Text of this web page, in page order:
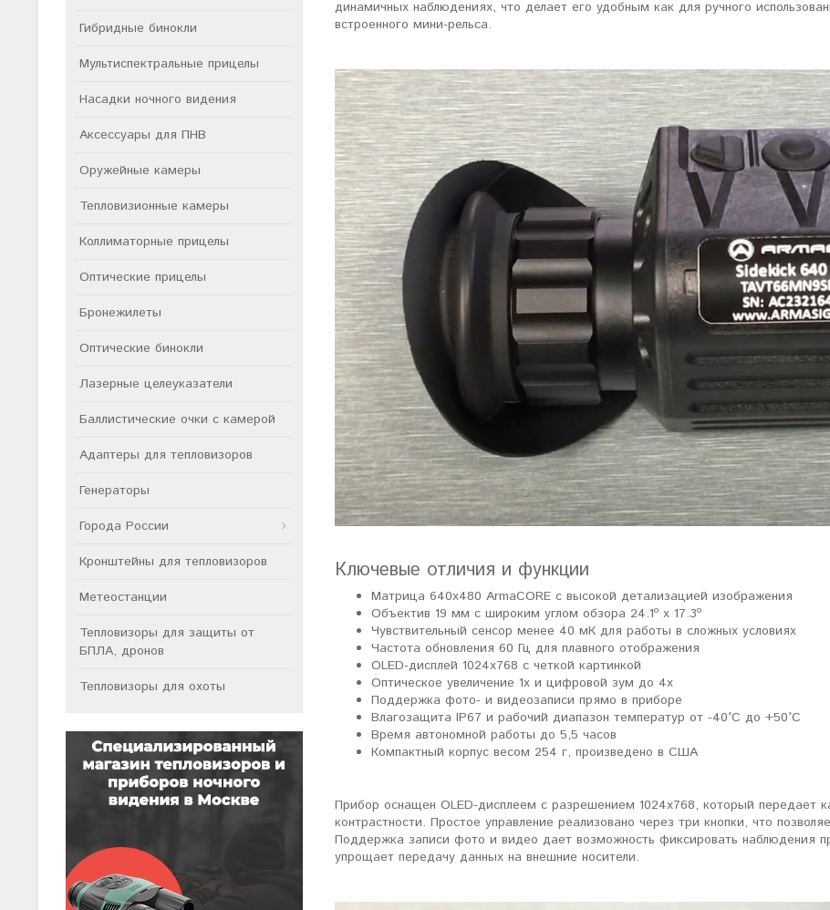
Гибридные бинокли
Мультиспектральные прицелы
Насадки ночного видения
Аксессуары для ПНВ
Оружейные камеры
Тепловизионные камеры
Коллиматорные прицелы
Оптические прицелы
Бронежилеты
Оптические бинокли
Лазерные целеуказатели
Баллистические очки с камерой
Адаптеры для тепловизоров
Генераторы
Города России
Кронштейны для тепловизоров
Метеостанции
Тепловизоры для защиты от
БПЛА, дронов
Тепловизоры для охоты
динамичных наблюдениях, что делает его удобным как для ручного
встроенного мини-рельса.
Ключевые отличия и функции
Матрица 640x480 ArmaCORE с высокой детализацией изображения
Объектив 19 мм с широким углом обзора 24.1º x 17.3º
Чувствительный сенсор менее 40 мК для работы в сложных условиях
Частота обновления 60 Гц для плавного отображения
OLED-дисплей 1024x768 с четкой картинкой
Оптическое увеличение 1x и цифровой зум до 4x
Поддержка фото- и видеозаписи прямо в приборе
Влагозащита IP67 и рабочий диапазон температур от -40°C до +50°C
Время автономной работы до 5,5 часов
Компактный корпус весом 254 г, произведено в США
Прибор оснащен OLED-дисплеем с разрешением 1024x768, который передает
контрастности. Простое управление реализовано через три кнопки, что
Поддержка записи фото и видео дает возможность фиксировать наблюдения
упрощает передачу данных на внешние носители.